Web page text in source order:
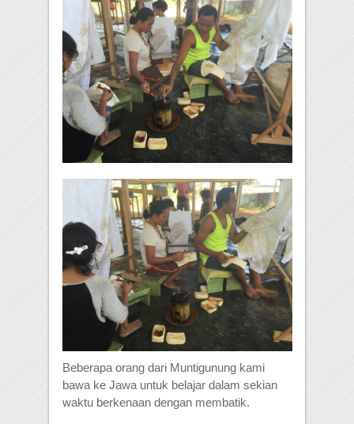
Beberapa orang dari Muntigunung kami
bawa ke Jawa untuk belajar dalam sekian
waktu berkenaan dengan membatik.